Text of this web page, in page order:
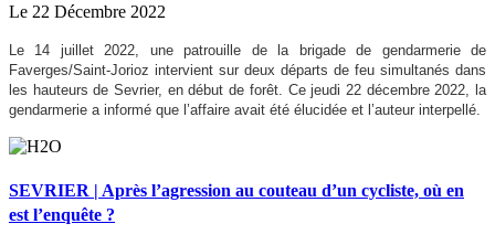
Le 22 Décembre 2022
Le 14 juillet 2022, une patrouille de la brigade de gendarmerie de
Faverges/Saint-Jorioz intervient sur deux départs de feu simultanés dans
les hauteurs de Sevrier, en début de forêt. Ce jeudi 22 décembre 2022, la
gendarmerie a informé que l’affaire avait été élucidée et l’auteur interpellé.
SEVRIER | Après l’agression au couteau d’un cycliste, où en
est l’enquête ?